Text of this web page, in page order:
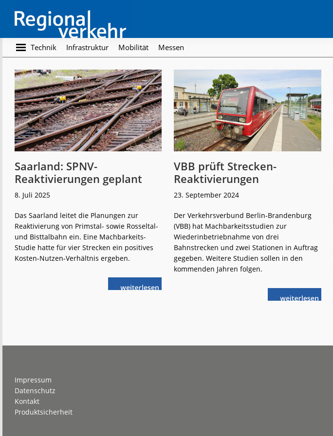
main
content
footer
Regionalverkehr
Die
Fachzeitschrift
den
Öffentlichen
Personennahverkehr
Technik Infrastruktur Mobilität Messen
Saarland: SPNV-
Reaktivierungen geplant
8. Juli 2025
Das Saarland leitet die Planungen zur
Reaktivierung von Primstal- sowie Rosseltal-
und Bisttalbahn ein. Eine Machbarkeits-
Studie hatte für vier Strecken ein positives
Kosten-Nutzen-Verhältnis ergeben.
weiterlese
nSaarland:
VBB prüft Strecken-
Reaktivierungen
23. September 2024
Der Verkehrsverbund Berlin-Brandenburg
(VBB) hat Machbarkeitsstudien zur
Wiederinbetriebnahme von drei
Bahnstrecken und zwei Stationen in Auftrag
gegeben. Weitere Studien sollen in den
kommenden Jahren folgen.
weiterlese
nVBB
Impressum
Datenschutz
Kontakt
Produktsicherheit